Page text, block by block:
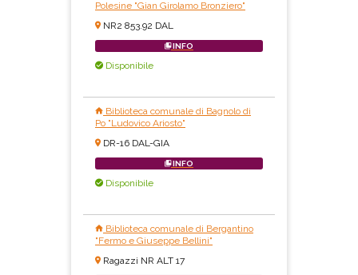
Polesine "Gian Girolamo Bronziero"
NR2 853.92 DAL
INFO
Disponibile
Biblioteca comunale di Bagnolo di
Po "Ludovico Ariosto"
DR-16 DAL-GIA
INFO
Disponibile
Biblioteca comunale di Bergantino
"Fermo e Giuseppe Bellini"
Ragazzi NR ALT 17